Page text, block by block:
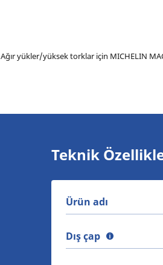
Ağır yükler/yüksek torklar için MICHELIN
Teknik
Ürün adı
Dış çap